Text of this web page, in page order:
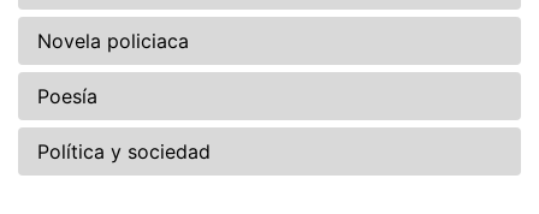
Novela policiaca
Poesía
Política y sociedad